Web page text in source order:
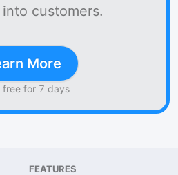
customers.
More
free for 7 days
FEATURES